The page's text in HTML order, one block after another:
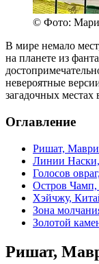
© Фото:
В мире немало
на планете из
невероятные
загадочных местах
Оглавление
Ришат,
Линии
Голосов
Остров Чамп,
Хэйчжу,
Зона
Золотой
Ришат,